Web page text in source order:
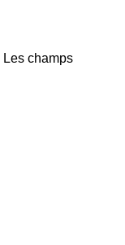
Les champs